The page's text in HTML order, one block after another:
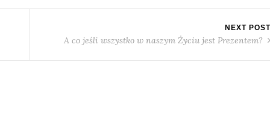
NEXT POST
A co jeśli wszystko w naszym Życiu jest Prezentem?